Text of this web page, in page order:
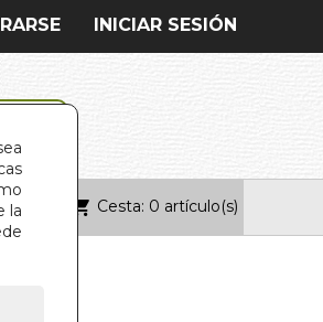
la
INICIAR SESIÓN
Cesta: 0 artículo(s)